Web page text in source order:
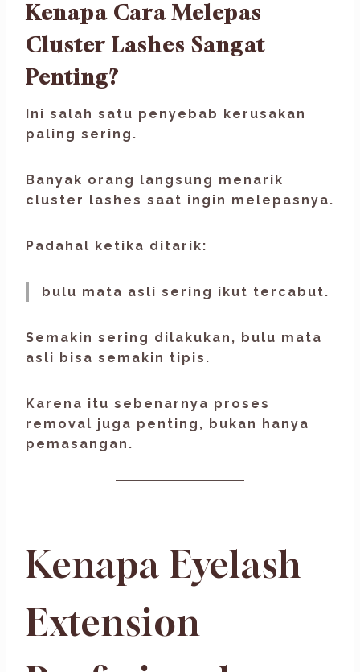
Kenapa Cara Melepas
Cluster Lashes Sangat
Penting?
Ini salah satu penyebab kerusakan
paling sering.
Banyak orang langsung menarik
cluster lashes saat ingin melepasnya.
Padahal ketika ditarik:
bulu mata asli sering ikut tercabut.
Semakin sering dilakukan, bulu mata
asli bisa semakin tipis.
Karena itu sebenarnya proses
removal juga penting, bukan hanya
pemasangan.
Kenapa Eyelash
Extension